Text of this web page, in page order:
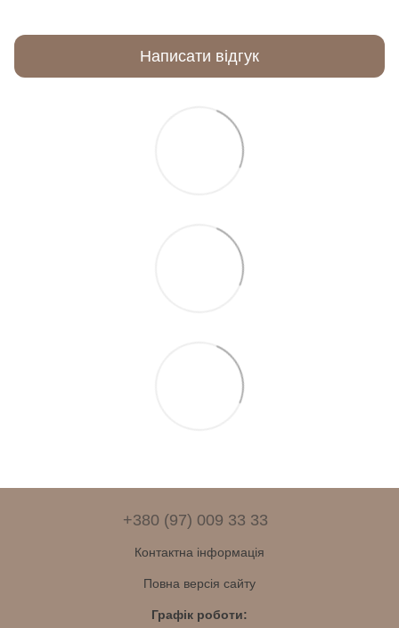
Написати відгук
+380 (97) 009 33 33
Контактна інформація
Повна версія сайту
Графік роботи: